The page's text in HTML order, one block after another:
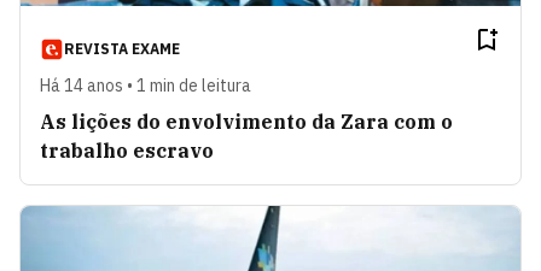
REVISTA EXAME
Há 14 anos • 1 min de leitura
As lições do envolvimento da Zara com o
trabalho escravo